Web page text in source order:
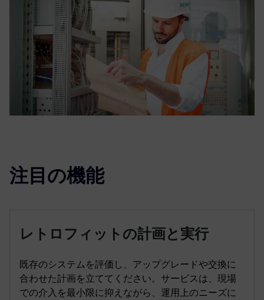
注目の機能
レトロフィットの計画と実行
既存のシステムを評価し、アップグレードや交換に
合わせた計画を立ててください。サービスは、現場
での介入を最小限に抑えながら、運用上のニーズに